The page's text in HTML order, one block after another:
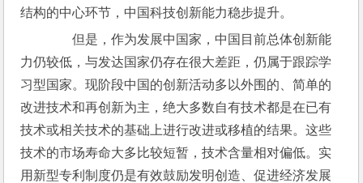
结构的中心环节，中国科技创新能力稳步提升。
但是，作为发展中国家，中国目前总体创新能
力仍较低，与发达国家仍存在很大差距，仍属于跟踪学
习型国家。现阶段中国的创新活动多以外围的、简单的
改进技术和再创新为主，绝大多数自有技术都是在已有
技术或相关技术的基础上进行改进或移植的结果。这些
技术的市场寿命大多比较短暂，技术含量相对偏低。实
用新型专利制度仍是有效鼓励发明创造、促进经济发展